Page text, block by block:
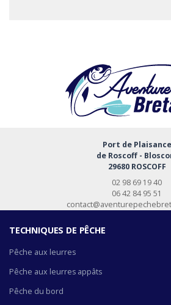
Port de Plaisance
de Roscoff -
29680 ROSCOFF
02 98 69 19 40
06 42 84 95 51
TECHNIQUES DE PÊCHE
Pêche aux leurres
Pêche aux leurres appâts
Pêche du bord